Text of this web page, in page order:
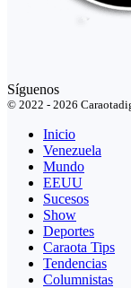
Síguenos
© 2022 - 2026
Inicio
Venezuela
Mundo
EEUU
Sucesos
Show
Deportes
Caraota Tips
Tendencias
Columnistas